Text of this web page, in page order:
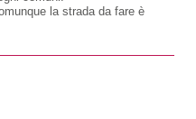
la strada da fare è